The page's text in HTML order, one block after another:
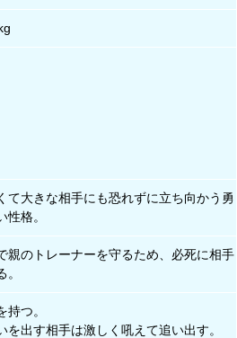
て大きな相手にも恐れずに立ち向かう勇
性格。
親のトレーナーを守るため、必死に相手
持つ。
を出す相手は激しく吼えて追い出す。